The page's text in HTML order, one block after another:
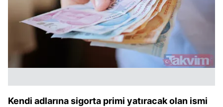
Kendi adlarına sigorta primi yatıracak olan ismi